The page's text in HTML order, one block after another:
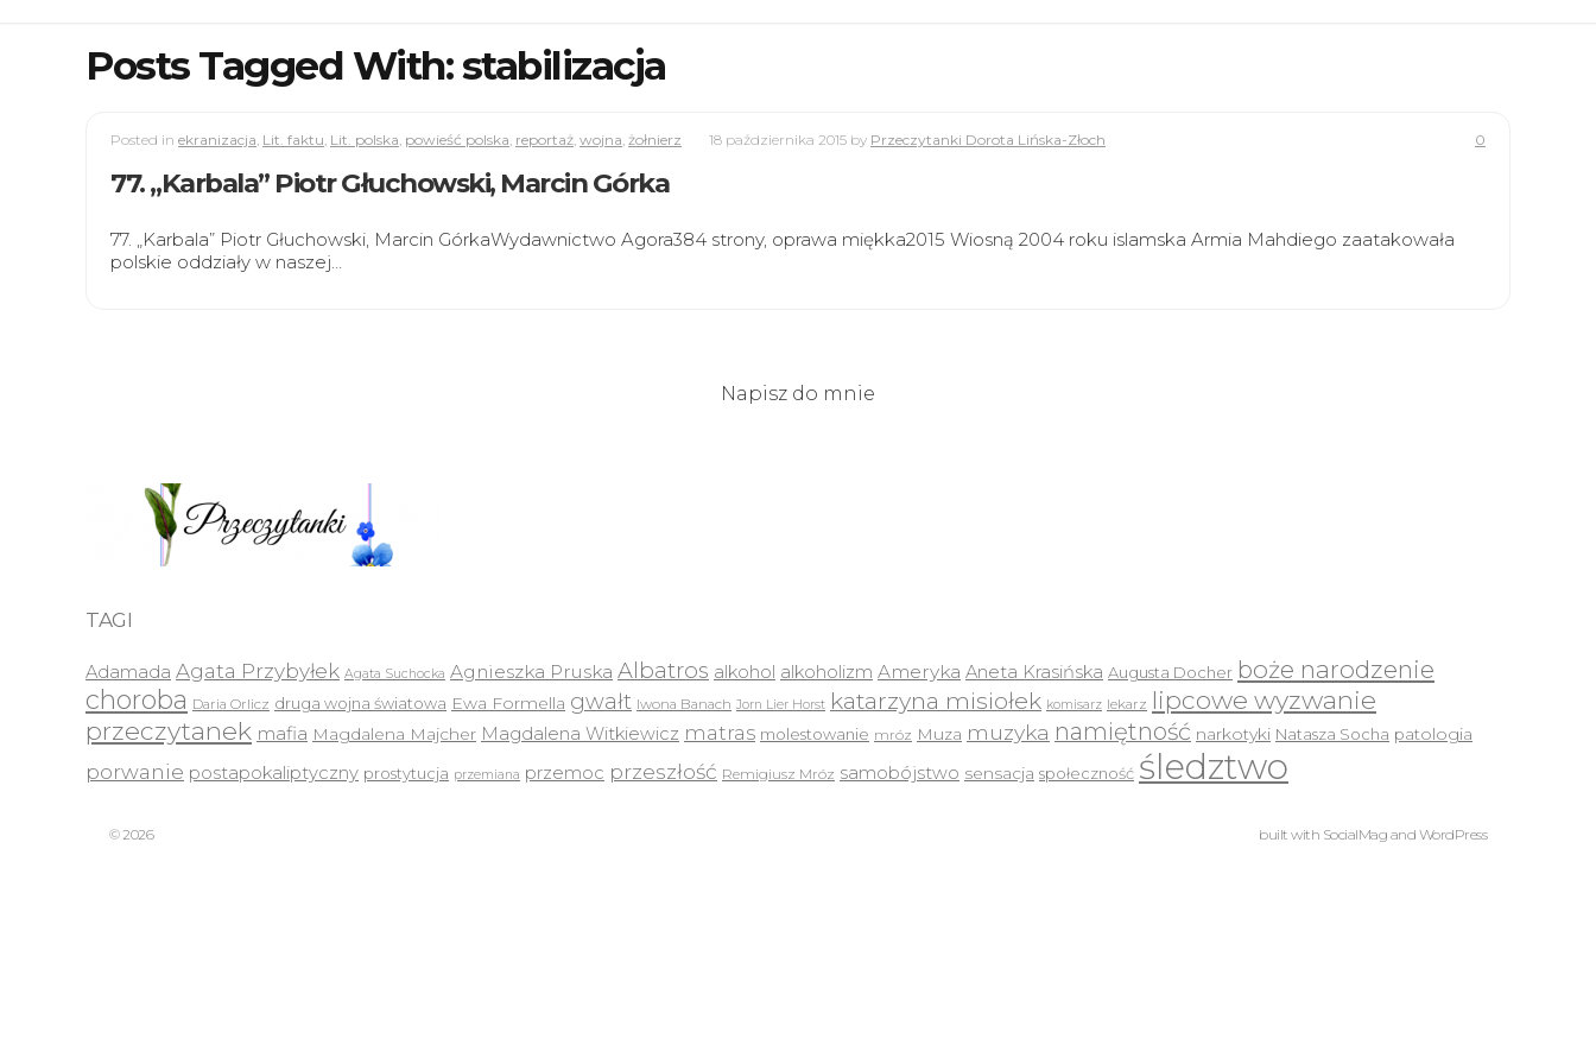
Posts Tagged With: stabilizacja
0
Posted in ekranizacja, Lit. faktu, Lit. polska, powieść polska, reportaż, wojna, żołnierz 18 października 2015 by Przeczytanki Dorota Lińska-Złoch
77. „Karbala” Piotr Głuchowski, Marcin Górka
77. „Karbala” Piotr Głuchowski, Marcin GórkaWydawnictwo Agora384 strony, oprawa miękka2015 Wiosną 2004 roku islamska Armia Mahdiego zaatakowała
polskie oddziały w naszej…
Napisz do mnie
TAGI
Adamada Agata Przybyłek Agata Suchocka Agnieszka Pruska Albatros alkohol alkoholizm Ameryka Aneta Krasińska Augusta Docher boże narodzenie
choroba Daria Orlicz druga wojna światowa Ewa Formella gwałt Iwona Banach Jorn Lier Horst katarzyna misiołek komisarz lekarz lipcowe wyzwanie
przeczytanek mafia Magdalena Majcher Magdalena Witkiewicz matras molestowanie mróz Muza muzyka namiętność narkotyki Natasza Socha patologia
porwanie postapokaliptyczny prostytucja przemiana przemoc przeszłość Remigiusz Mróz samobójstwo sensacja społeczność śledztwo
© 2026 built with SocialMag and WordPress